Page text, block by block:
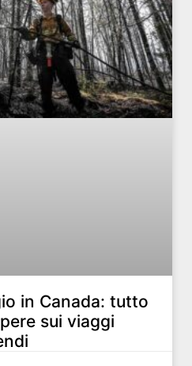
in Canada: tutto
sui viaggi